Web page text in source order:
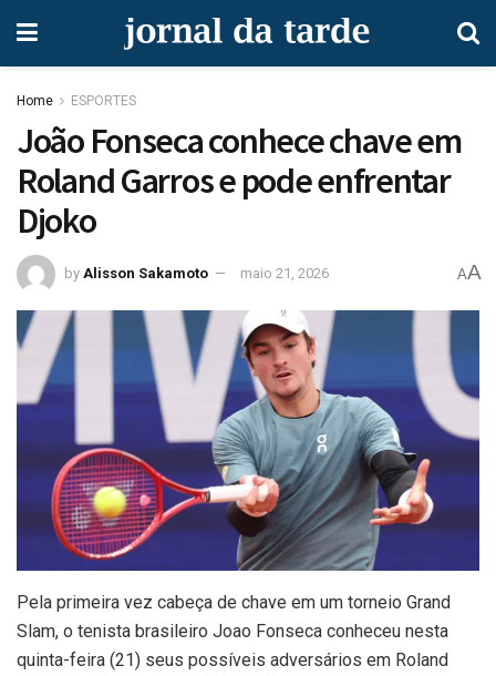
Home ESPORTES
João Fonseca conhece chave em
Roland Garros e pode enfrentar
Djoko
by Alisson Sakamoto maio 21, 2026 AA
Pela primeira vez cabeça de chave em um torneio Grand
Slam, o tenista brasileiro Joao Fonseca conheceu nesta
quinta-feira (21) seus possíveis adversários em Roland